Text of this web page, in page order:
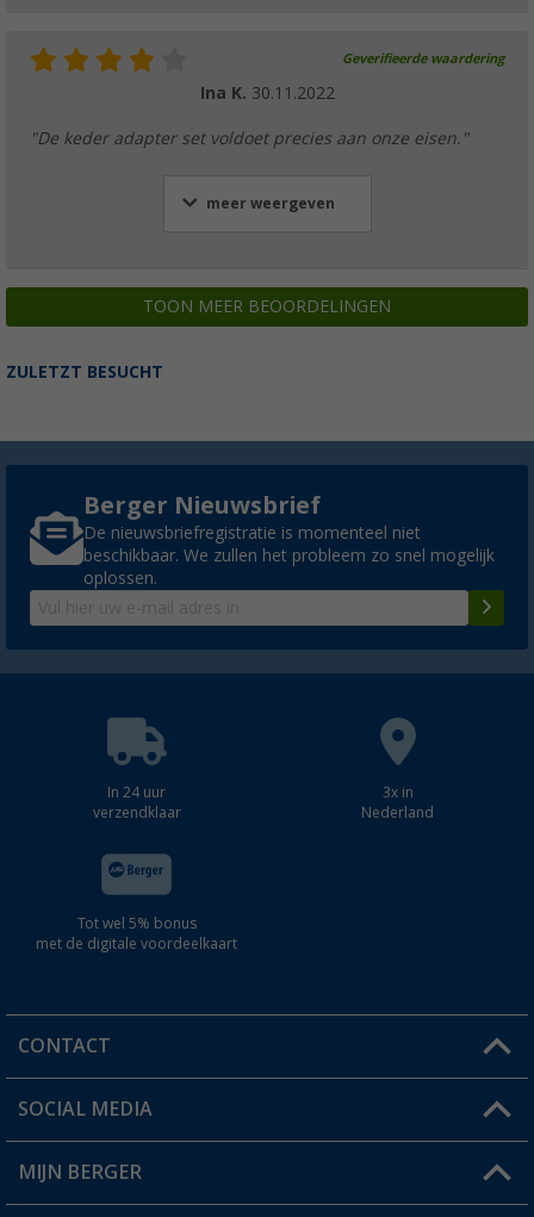
Geverifieerde waardering
Ina K. 30.11.2022
"De keder adapter set voldoet precies aan onze eisen."
meer weergeven
TOON MEER BEOORDELINGEN
ZULETZT BESUCHT
Berger Nieuwsbrief
De nieuwsbriefregistratie is momenteel niet
beschikbaar. We zullen het probleem zo snel mogelijk
oplossen.
In 24 uur
verzendklaar
3x in
Nederland
Tot wel 5% bonus
met de digitale voordeelkaart
CONTACT
Een vraag?
Winkel vinden
SOCIAL MEDIA
MIJN BERGER